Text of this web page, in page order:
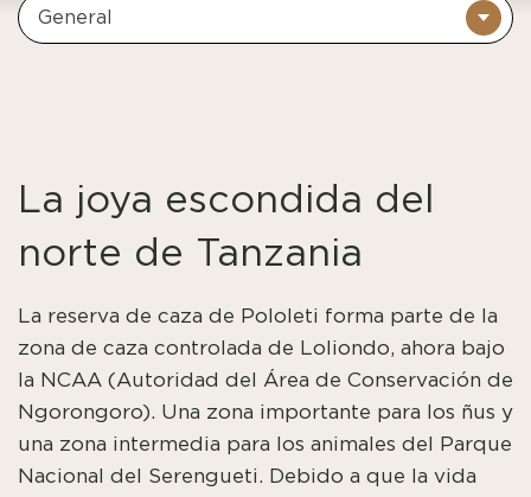
General
La joya escondida del
norte de Tanzania
La reserva de caza de Pololeti forma parte de la
zona de caza controlada de Loliondo, ahora bajo
la NCAA (Autoridad del Área de Conservación de
Ngorongoro). Una zona importante para los ñus y
una zona intermedia para los animales del Parque
Nacional del Serengueti. Debido a que la vida